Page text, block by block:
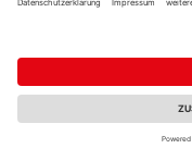
MEISTER Filzprofile
Winkelabdeckleiste